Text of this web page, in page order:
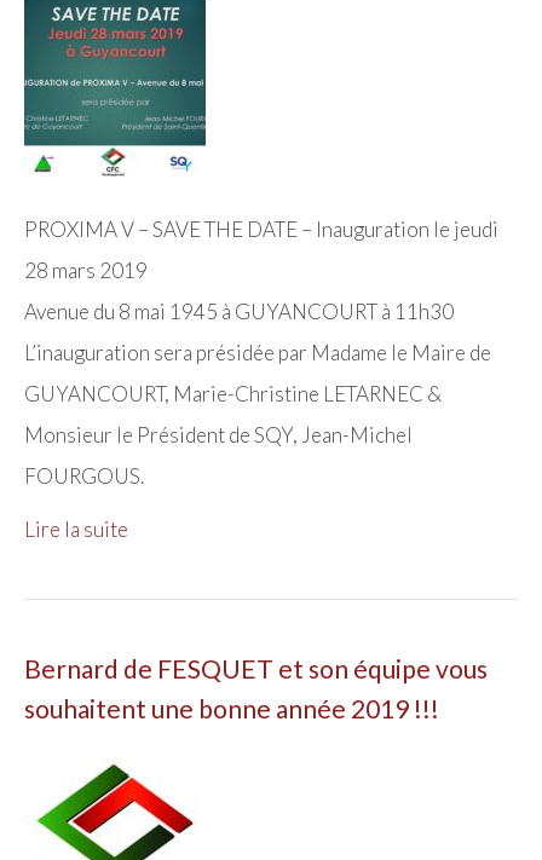
PROXIMA V – SAVE THE DATE – Inauguration le jeudi
28 mars 2019
Avenue du 8 mai 1945 à GUYANCOURT à 11h30
L’inauguration sera présidée par Madame le Maire de
GUYANCOURT, Marie-Christine LETARNEC &
Monsieur le Président de SQY, Jean-Michel
FOURGOUS.
Lire la suite
Bernard de FESQUET et son équipe vous
souhaitent une bonne année 2019 !!!